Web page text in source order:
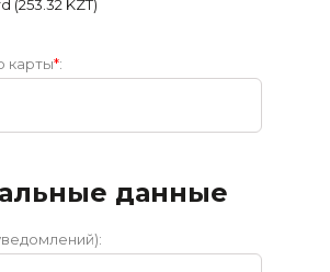
(253.32 KZT)
карты*:
данные